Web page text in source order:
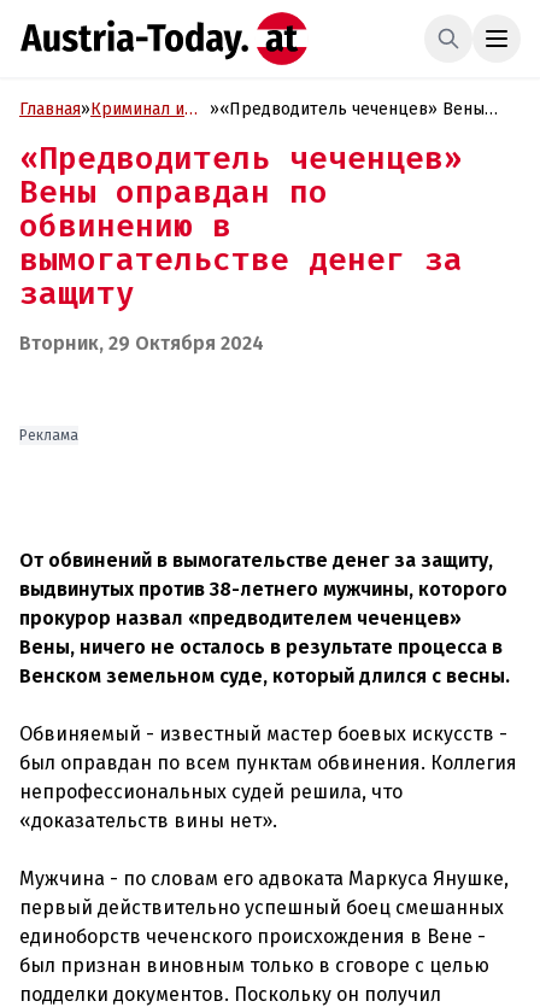
Главная»Криминал и
»«Предводитель чеченцев» Вены
вымогательстве денег за защиту
«Предводитель чеченцев»
Вены оправдан по
обвинению в
вымогательстве денег за
защиту
Вторник, 29 Октября 2024
Реклама
От обвинений в вымогательстве денег за защиту,
выдвинутых против 38-летнего мужчины, которого
прокурор назвал «предводителем чеченцев»
Вены, ничего не осталось в результате процесса в
Венском земельном суде, который длился с весны.
Обвиняемый - известный мастер боевых искусств -
был оправдан по всем пунктам обвинения. Коллегия
непрофессиональных судей решила, что
«доказательств вины нет».
Мужчина - по словам его адвоката Маркуса Янушке,
первый действительно успешный боец смешанных
единоборств чеченского происхождения в Вене -
был признан виновным только в сговоре с целью
подделки документов. Поскольку он получил